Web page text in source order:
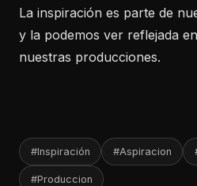
La inspiración es parte de
y la podemos ver reflejada
nuestras producciones.
#Inspiración #Aspiracion
#Produccion